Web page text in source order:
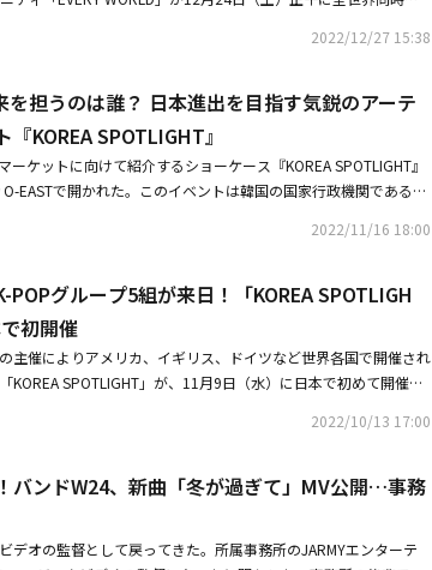
個性あるバンドがいるわけで。でも僕たちのバンドはメンバーの
を編曲するとなった時、それぞれがああしてみよう、こうしてみ
ます。キム・ジョンギル：つまり編曲がよかったから認めていた
ですね。チョン・ホウォン：編曲する時、僕たちだけでなくいろ
ただいたんですよ。僕たちの代表もいつもそばで意見を出してく
を知っているようで、ああしてみたら、こうしてみたらといろい
ったから、僕たちもがんばれたんじゃないかなと思います。自ら
。曲作りにおけるメンバーの役割は？ どのように曲を作ってい
くることですね。それぞれメロディを作ってきて、この楽器はこ
て、みんなでシェアします。それを聴いた後、みんなそれぞれ意
いくこともあれば、最初のアイディアでそのまま作ることもあり
同じスタイルで曲を作るというよりも、曲ごとに作り方が違うと
」に出演して、この時は残念ながら3位だったんですが、そこ
らなきゃいけなかったことが大変でしたね。僕たちは曲をあらか
いので、本当に大変でした。チョン・ホウォン：僕たちの曲に
るのですが、この曲は紆余曲折があった曲ですね。編曲もだい
ただく住所、氏名、電話番号は、その確認などの関連情報のご
了後は弊社の定める方法に基づき消去いたします。※インターネ
のでご注意ください。・応募時の内容に記載不備がある場合。・
不能などの場合。・本キャンペーン当選賞品を、インターネット
譲渡することは禁止しております。※当選者の方は、当選連絡の
公開されますと、第三者に入力されてしまう危険性がございま
しないんですよ。僕が足りないところはホウォンさんが補ってく
ってこんな感じなのかなって思ったりもします（笑）。僕のMBT
になり、今はINTJですね。キム・ジョンギル：僕はドラムを担当
です。性格は、ただ明るくて、話しやすくて、愉快な人間で
ばらんと言うんですかね。そういう性格が僕の長所であり、短所
が近くにいてくれないとダメなんですよね。だからホウォンとユ
す（笑）。おたがいの性格の違いがいい影響を与え合って、バン
す。バンドはダンスやパフォーマンスはしないので、アナログな
ドが生み出す音楽を観客のみなさんが一緒に感じて盛り上がった
番だと思います。日本での初体験に感激「心があたたかくなりま
ライブを行いましたが、いかがでしたか？キム・ユンス：この3人
初めてだったのに、さらにショッピングモールの中でライブをす
いうよりは面白かったという気持ちが大きかったですね。僕たち
にお見せすることに意味があると思っているので、そういう意味
曲が終わると拍手をしてくれて、声をあげてくれて。それと、意
とですね。韓国では路上ライブをすると、観に来てくださるのは
ではおじいちゃん、おばあちゃんも観に来てくださって、すごく
。先日、ラインナップ第1弾としてLOUDNESS、Dynamic Du
チファン、Boohwal、キム・ギョンホ、キム・ワンソン、LYn、N
、コッダジなど、27チームが公開された。「WOODSTOCK M
アファサード（Media Facade）の作家イ・ソク、ミレニアムシ
Symphony Orchestra）、ラテングループのRapercussion、マ
名にふさわしい様々な見どころも用意された。特に1969年「オ
、「WOODSTOCK MUSIC ＆ ART FAIR 2023」をさらに豊かに
ョン）市漢灘（ハンタン）江一帯の多目的広場で開催される。蒸
帯の広大な自然景観が鑑賞できることもまた一つの見どころにな
送局の国際共同制作であったバンド競演番組「第1回 ASIAN TO
フルエンサーなどの活動を、コアなファンと一緒に盛り上げてい
リで、ユーザーの「推し活」体験を強力に後押ししている。現
体字、簡体字に対応しており、全世界での利用が可能。2022年1
幹として参加した「KOREA SPOTLIGHT」にて注目を集めた
」にて配信していく。また、会員限定のオフショットや動
生配信など特別なコンテンツをお楽しみいただける。なお、「F
「EVERY WORLD」へようこそ。今後Faniconを通して沢山の思
からもよろしくお願いします！■コミュニティ概要「EVERY WO
額500円）1.メンバーによるオフショット投稿 / 生配信閲覧2.特
ブチケット先行申込4.コミュニティメンバー限定イベント参加
信のアーカイブをいつでも視聴可能2.メンバーへのファンレター
間内に入会された方全員にお名前入りボイスメッセージをプレゼ
です。詳細はこちら：https://fanicon.net/fancommunities/4908
2022/12/27 15:38
を担うのは誰？ 日本進出を目指す気鋭のアーテ
KOREA SPOTLIGHT』
ケットに向けて紹介するショーケース『KOREA SPOTLIGHT』
EASTで開かれた。このイベントは韓国の国家行政機関である文
への注目度は高く、1300人を収容できる会場は熱狂的なK-POP
グループ名はイングランドの神話に出てくる妖精を意味する。ス
名刺代わりにと「Villain」を披露した。この曲は最新ミニアルバ
エッジの利いたディスコサウンドとウィスパー系のボーカルが印
め、「Moonlight」や「翼（Wings）」といったナンバーでは、
ー要素の強いダークな世界観をしっかりアピール。そうかと思え
ではアコースティックギターの穏やかな演奏をバックに伸びや
の一組。韓国、日本、タイ、ベトナムからやってきた女性6人
メンバーのアンが不参加）で構成されている。きらびやかなダン
）」で颯爽と登場したメンバーたちは、キュートなパフォーマ
2022/11/16 18:00
グループ5組が来日！「KOREA SPOTLIGH
初開催
主催によりアメリカ、イギリス、ドイツなど世界各国で開催され
KOREA SPOTLIGHT」が、11月9日（水）に日本で初めて開催さ
いアーティストのPIXY、BEAUTYBOX、LIM KIM、W24とスペシ
で披露する5人グループPIXY。2020年のコロナ禍に完全オンライ
は韓国、日本、タイ、そして初のベトナムと、まさに世界の精鋭
の元祖オーディション番組「SUPER STAR K3」で存在を知ら
と夢幻的なボイスで多数のヒット曲を生み出し大衆の耳をひきつ
2022/10/13 17:00
バンドW24、新曲「冬が過ぎて」MV公開…事務
デオの監督として戻ってきた。所属事務所のJARMYエンターテ